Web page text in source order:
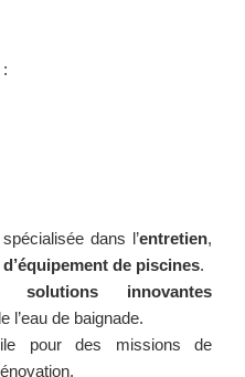
dans l’entretien,
de piscines.
solutions innovantes
l’eau de baignade.
pour des missions de